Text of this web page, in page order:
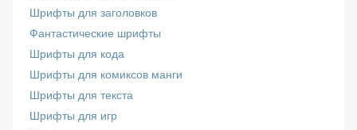
Шрифты для заголовков
Фантастические шрифты
Шрифты для кода
Шрифты для комиксов манги
Шрифты для текста
Шрифты для игр